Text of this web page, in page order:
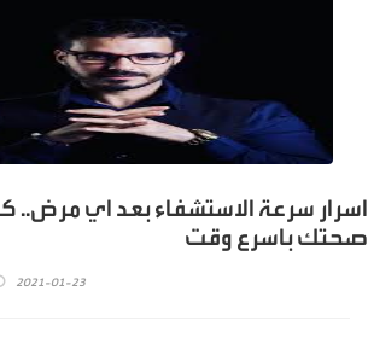
اسرار سرعة الاستشفاء بعد اي مرض..
صحتك باسرع وقت
2021-01-23